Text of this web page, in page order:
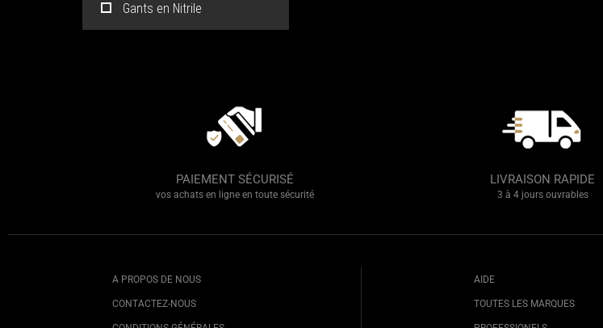
Gants en Nitrile
PAIEMENT SÉCURISÉ
vos achats en ligne en toute sécurité
LIVRAISON RAPIDE
3 à 4 jours ouvrables
A PROPOS DE NOUS
CONTACTEZ-NOUS
AIDE
TOUTES LES MARQUES